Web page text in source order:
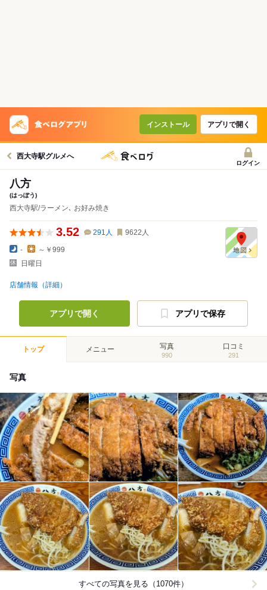
インストール アプリで開く
西大寺駅グルメへ
ログイン
八方
(はっぽう)
西大寺駅/ラーメン､ お好み焼き
3.52 291 人 9622 人
-
～￥999
日曜日
店舗情報（詳細）
アプリで開く アプリで保存
トップ メニュー 写真
990
口コミ
291
写真
すべての写真を見る（1070件）